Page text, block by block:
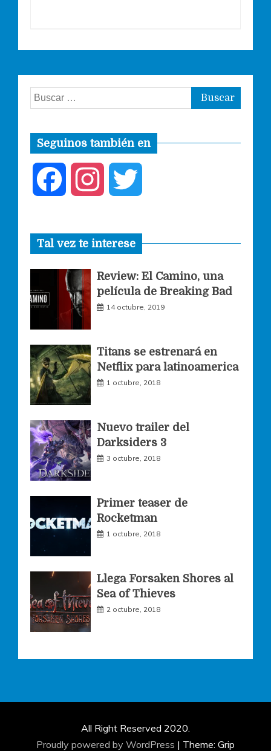
Buscar:
Seguinos también en
c
e
b
o
o
s
t
a
g
m
i
t
t
r
Tal vez te interese
Review: El Camino, una
película de Breaking Bad
14 octubre, 2019
Titans se estrenará en
Netflix para latinoamerica
1 octubre, 2018
Nuevo trailer del
Darksiders 3
3 octubre, 2018
Primer teaser de
Rocketman
1 octubre, 2018
Llega Forsaken Shores al
Sea of Thieves
2 octubre, 2018
All Right Reserved 2020.
Proudly powered by WordPress | Theme: Grip